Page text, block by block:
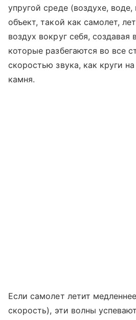
упругой среде (воздухе,
объект, такой как самолет,
воздух вокруг себя, создавая
которые разбегаются во все
скоростью звука, как круги
камня.
Если самолет летит
скорость), эти волны